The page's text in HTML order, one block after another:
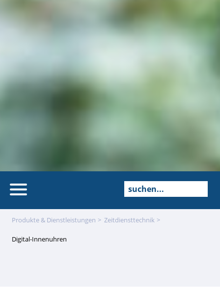
Produkte & Dienstleistungen Zeitdienst­technik
Digital-Innenuhren